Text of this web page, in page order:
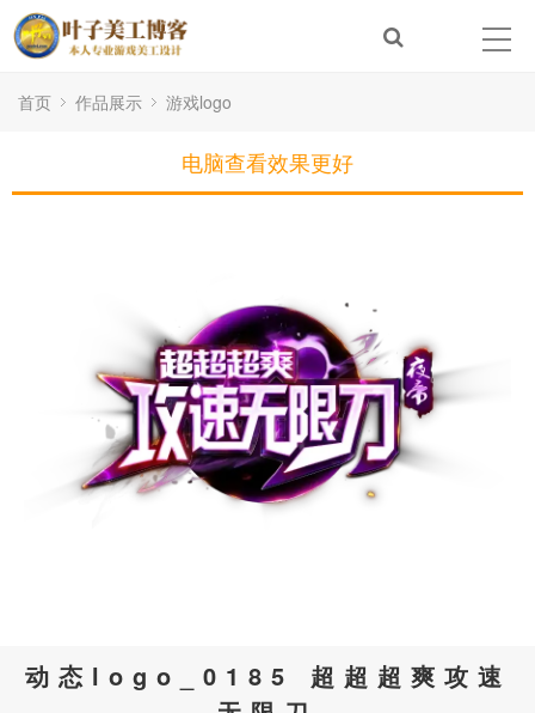
首页 作品展示 游戏logo
电脑查看效果更好
动态logo_0185 超超超爽攻速